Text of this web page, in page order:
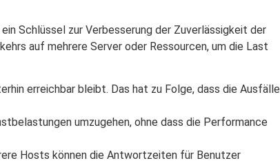
Schlüssel zur Verbesserung der Zuverlässigkeit der
auf mehrere Server oder Ressourcen, um die Last
erreichbar bleibt. Das hat zu Folge, dass die Ausfälle
umzugehen, ohne dass die Performance
Hosts können die Antwortzeiten für Benutzer